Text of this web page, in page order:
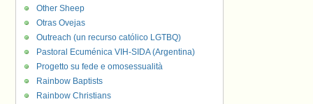
Other Sheep
Otras Ovejas
Outreach (un recurso católico LGTBQ)
Pastoral Ecuménica VIH-SIDA (Argentina)
Progetto su fede e omosessualità
Rainbow Baptists
Rainbow Christians